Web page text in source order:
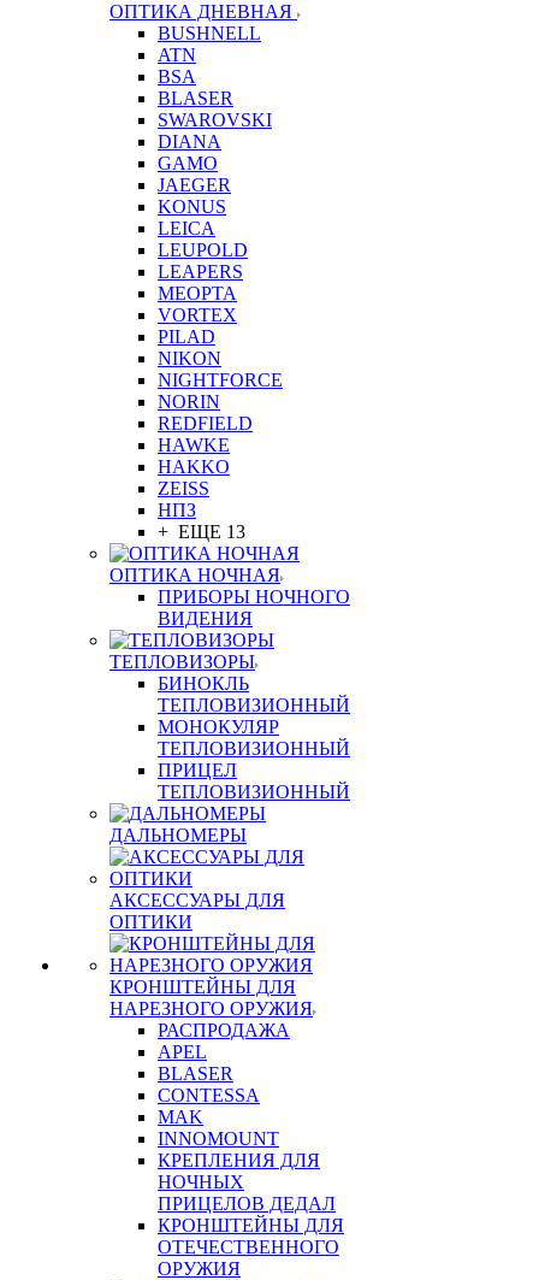
ОПТИКА ДНЕВНАЯ
BUSHNELL
ATN
BSA
BLASER
SWAROVSKI
DIANA
GAMO
JAEGER
KONUS
LEICA
LEUPOLD
LEAPERS
MEOPTA
VORTEX
PILAD
NIKON
NIGHTFORCE
NORIN
REDFIELD
HAWKE
HAKKO
ZEISS
НПЗ
+ ЕЩЕ 13
ОПТИКА НОЧНАЯ
ПРИБОРЫ НОЧНОГО
ВИДЕНИЯ
ТЕПЛОВИЗОРЫ
БИНОКЛЬ
ТЕПЛОВИЗИОННЫЙ
МОНОКУЛЯР
ТЕПЛОВИЗИОННЫЙ
ПРИЦЕЛ
ТЕПЛОВИЗИОННЫЙ
ДАЛЬНОМЕРЫ
АКСЕССУАРЫ ДЛЯ
ОПТИКИ
КРОНШТЕЙНЫ ДЛЯ
НАРЕЗНОГО ОРУЖИЯ
РАСПРОДАЖА
APEL
BLASER
CONTESSA
MAK
INNOMOUNT
КРЕПЛЕНИЯ ДЛЯ
НОЧНЫХ
ПРИЦЕЛОВ ДЕДАЛ
КРОНШТЕЙНЫ ДЛЯ
ОТЕЧЕСТВЕННОГО
ОРУЖИЯ